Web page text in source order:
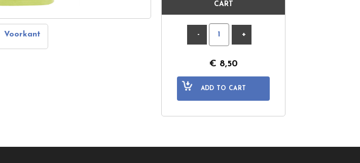
Voorkant
CART
€ 8,50
ADD TO CART